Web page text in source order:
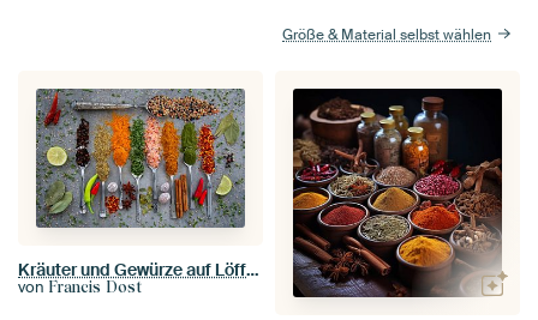
Größe & Material selbst wählen
Kräuter und Gewürze auf Löffeln
von Francis Dost